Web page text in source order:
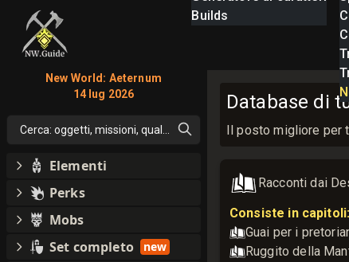
Builds
Database di
Il posto migliore per
Racconti dai
Consiste in capitoli:
Guai per i
Ruggito della
New World: Aeternum
14 lug 2026
Cerca: oggetti, missioni, qualsiasi cosa
Elementi
Perks
Mobs
Set completo
new